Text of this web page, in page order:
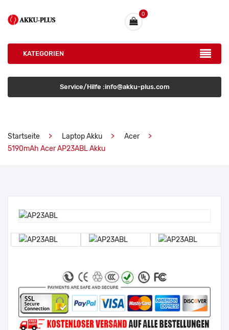
0
KATEGORIEN
Service/Hilfe :info@akku-plus.com
Startseite Laptop Akku
Acer
5190mAh Acer AP23ABL Akku